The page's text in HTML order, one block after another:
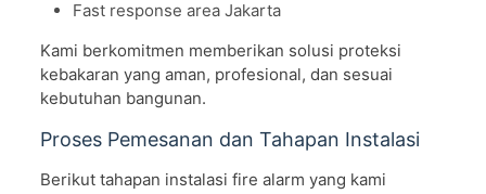
Fast response area Jakarta
Kami berkomitmen memberikan solusi proteksi
kebakaran yang aman, profesional, dan sesuai
kebutuhan bangunan.
Proses Pemesanan dan Tahapan Instalasi
Berikut tahapan instalasi fire alarm yang kami